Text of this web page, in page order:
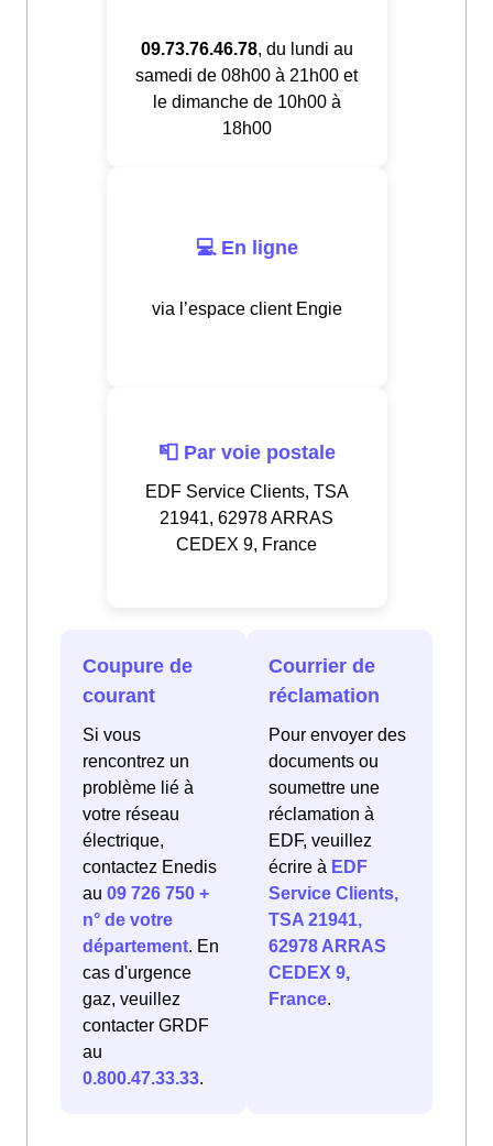
09.73.76.46.78, du lundi au
samedi de 08h00 à 21h00 et
le dimanche de 10h00 à
18h00
💻 En ligne
via l’espace client Engie
📮 Par voie postale
EDF Service Clients, TSA
21941, 62978 ARRAS
CEDEX 9, France
Coupure de
courant
Si vous
rencontrez un
problème lié à
votre réseau
électrique,
contactez Enedis
au 09 726 750 +
n° de votre
département. En
cas d'urgence
gaz, veuillez
contacter GRDF
au
0.800.47.33.33.
Courrier de
réclamation
Pour envoyer des
documents ou
soumettre une
réclamation à
EDF, veuillez
écrire à EDF
Service Clients,
TSA 21941,
62978 ARRAS
CEDEX 9,
France.